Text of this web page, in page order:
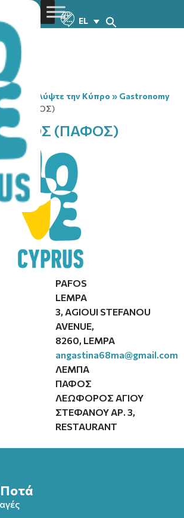
EL
» Ανακαλύψτε την Κύπρο » Gastronomy
(ΠΑΦΟΣ)
(ΠΑΦΟΣ)
PAFOS
LEMPA
3, AGIOUI STEFANOU
AVENUE,
8260, LEMPA
angastina68ma@gmail.com
ΛΕΜΠΑ
ΠΑΦΟΣ
ΛΕΩΦΟΡΟΣ ΑΓΙΟΥ
ΣΤΕΦΑΝΟΥ ΑΡ. 3,
RESTAURANT